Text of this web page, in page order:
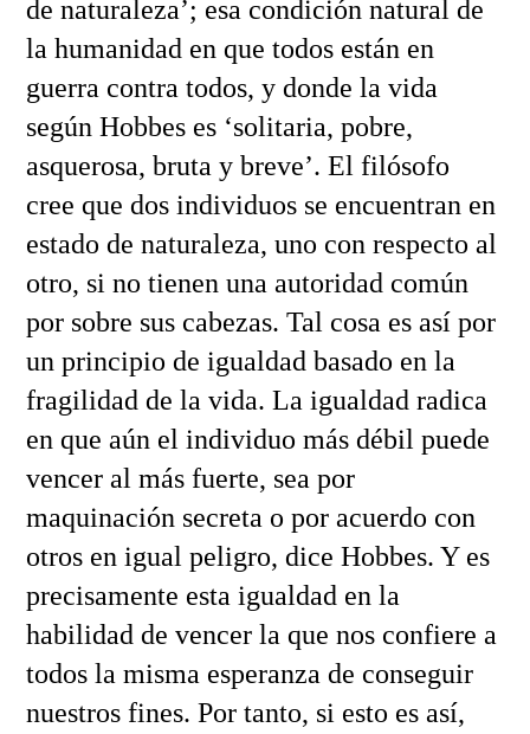
de naturaleza’; esa condición natural de
la humanidad en que todos están en
guerra contra todos, y donde la vida
según Hobbes es ‘solitaria, pobre,
asquerosa, bruta y breve’. El filósofo
cree que dos individuos se encuentran en
estado de naturaleza, uno con respecto al
otro, si no tienen una autoridad común
por sobre sus cabezas. Tal cosa es así por
un principio de igualdad basado en la
fragilidad de la vida. La igualdad radica
en que aún el individuo más débil puede
vencer al más fuerte, sea por
maquinación secreta o por acuerdo con
otros en igual peligro, dice Hobbes. Y es
precisamente esta igualdad en la
habilidad de vencer la que nos confiere a
todos la misma esperanza de conseguir
nuestros fines. Por tanto, si esto es así,